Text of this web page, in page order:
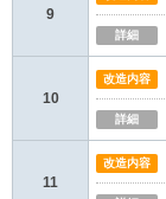
9
詳細
10
改造内容
詳細
11
改造内容